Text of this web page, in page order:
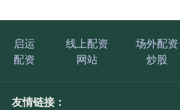
启运
配资
线上配资
网站
场外配资
炒股
友情链接：